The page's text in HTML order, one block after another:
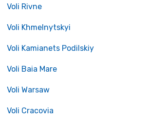
Voli Rivne
Voli Khmelnytskyi
Voli Kamianets Podilskiy
Voli Baia Mare
Voli Warsaw
Voli Cracovia